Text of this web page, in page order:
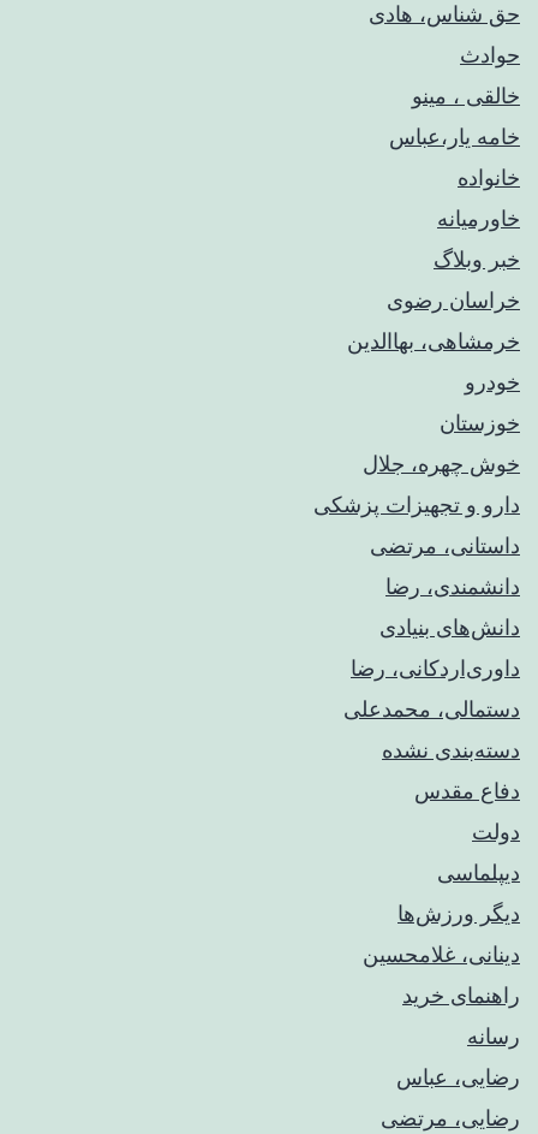
حق شناس، هادی
حوادث
خالقی ، مینو
خامه یار،عباس
خانواده
خاورمیانه
خبر وبلاگ
خراسان رضوی
خرمشاهی، بهاالدین
خودرو
خوزستان
خوش چهره، جلال
دارو و تجهیزات پزشکی
داستانی، مرتضی
دانشمندی، رضا
دانش‌های بنیادی
داوری‌اردکانی، رضا
دستمالی، محمدعلی
دسته‌بندی نشده
دفاع مقدس
دولت
دیپلماسی
دیگر ورزش‌ها
دینانی، غلامحسین
راهنمای خريد
رسانه
رضایی، عباس
رضایی، مرتضی